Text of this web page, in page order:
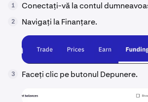
1 Conectați-vă la contul
2 Navigați la Finanțare.
3 Faceți clic pe butonul Depunere.